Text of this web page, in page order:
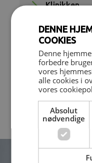
Klinikken
Nyheder
Kontakt
DENNE
COOKIES
Denne
forbedre
vores
alle cookies i
vores
Absolut
nødvendige